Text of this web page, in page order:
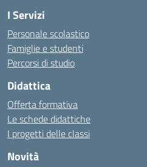
I Servizi
Personale scolastico
Famiglie e studenti
Percorsi di studio
Didattica
Offerta formativa
Le schede didattiche
I progetti delle classi
Novità